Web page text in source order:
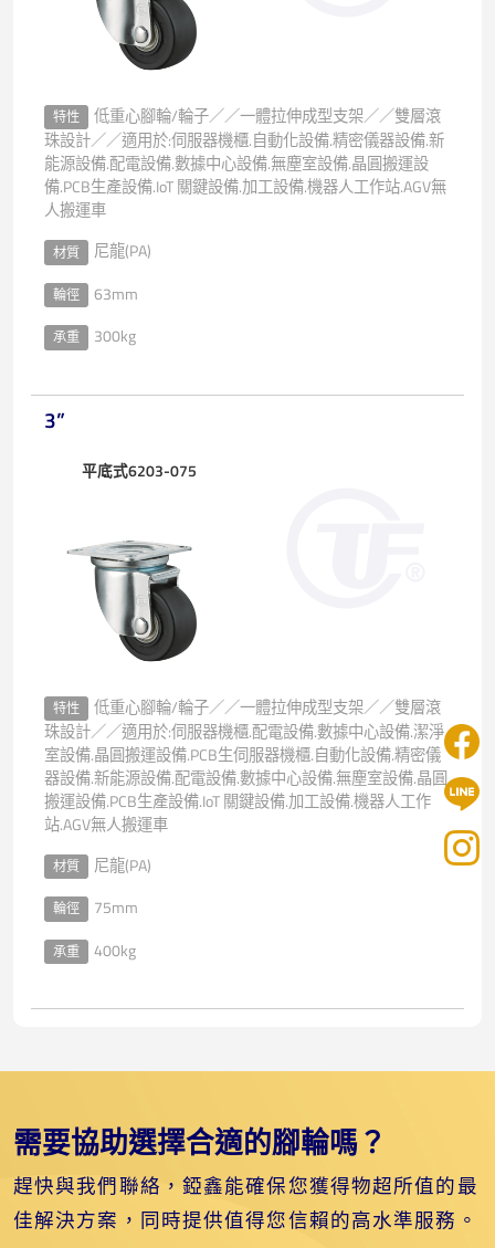
特性
低重心腳輪/輪子／／一體拉伸成型支架／／雙層滾
珠設計／／適用於:伺服器機櫃.自動化設備.精密儀器設備.新
能源設備.配電設備.數據中心設備.無塵室設備.晶圓搬運設
備.PCB生產設備.IoT 關鍵設備.加工設備.機器人工作站.AGV無
人搬運車
材質 尼龍(PA)
輪徑 63mm
承重 300kg
3”
平底式6203-075
特性
低重心腳輪/輪子／／一體拉伸成型支架／／雙層滾
珠設計／／適用於:伺服器機櫃.配電設備.數據中心設備.潔淨
室設備.晶圓搬運設備.PCB生伺服器機櫃.自動化設備.精密儀
器設備.新能源設備.配電設備.數據中心設備.無塵室設備.晶圓
搬運設備.PCB生產設備.IoT 關鍵設備.加工設備.機器人工作
站.AGV無人搬運車
材質 尼龍(PA)
輪徑 75mm
承重 400kg
需要協助選擇合適的腳輪嗎？
趕快與我們聯絡，錏鑫能確保您獲得物超所值的最
佳解決方案，同時提供值得您信賴的高水準服務。